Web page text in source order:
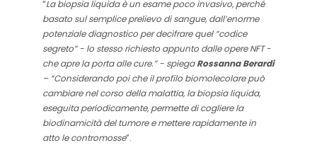
“La biopsia liquida è un esame poco invasivo, perché
basato sul semplice prelievo di sangue, dall’enorme
potenziale diagnostico per decifrare quel “codice
segreto” - lo stesso richiesto appunto dalle opere NFT -
che apre la porta alle cure.” - spiegaRossanna Berardi
– “Considerando poi che il profilo biomolecolare può
cambiare nel corso della malattia, la biopsia liquida,
eseguita periodicamente, permette di cogliere la
biodinamicità del tumore e mettere rapidamente in
atto le contromosse”.